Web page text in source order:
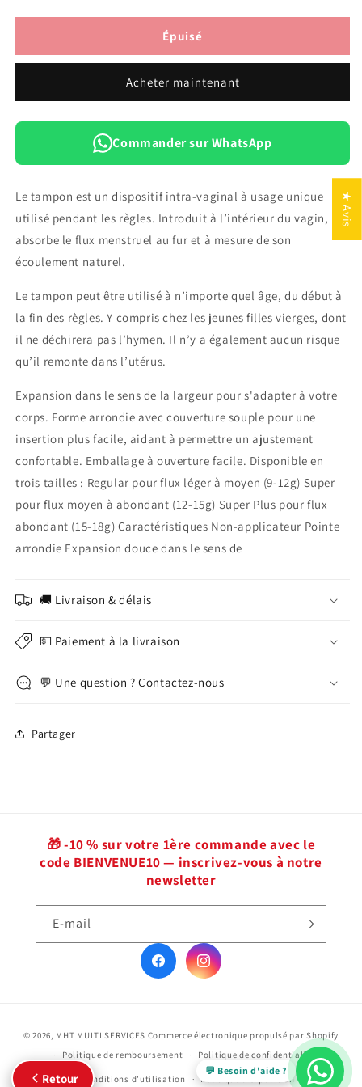
quantité
Ultrex
sans
applicateur
quantité
Ultrex
réguliers
sans
applicateur
paquet
de
Épuisé
Acheter maintenant
Commander sur WhatsApp
Le tampon est un dispositif intra-vaginal à usage unique
utilisé pendant les règles. Introduit à l’intérieur du vagin, il
absorbe le flux menstruel au fur et à mesure de son
écoulement naturel.
Le tampon peut être utilisé à n’importe quel âge, du début à
la fin des règles. Y compris chez les jeunes filles vierges, dont
il ne déchirera pas l’hymen. Il n’y a également aucun risque
qu’il remonte dans l’utérus.
Expansion dans le sens de la largeur pour s'adapter à votre
corps. Forme arrondie avec couverture souple pour une
insertion plus facile, aidant à permettre un ajustement
confortable. Emballage à ouverture facile. Disponible en
trois tailles : Regular pour flux léger à moyen (9-12g) Super
pour flux moyen à abondant (12-15g) Super Plus pour flux
abondant (15-18g) Caractéristiques Non-applicateur Pointe
arrondie Expansion douce dans le sens de
🚚 Livraison & délais
💵 Paiement à la livraison
💬 Une question ? Contactez-nous
Partager
🎁 -10 % sur votre 1ère commande avec le
code BIENVENUE10 — inscrivez-vous à notre
newsletter
E-mail
FacebookInstagram
paiement
© 2026, MHT MULTI SERVICES Commerce électronique propulsé par Shopify
Politique de remboursement
Politique de confidentialité
Conditions d’utilisation Politique d’expédition
💬 Besoin d'aide ?
Retour
★ Avis